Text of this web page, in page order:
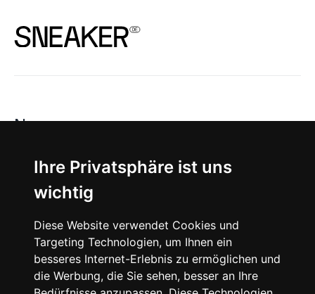
Ihre Privatsphäre ist uns
wichtig
Diese Website verwendet Cookies und
Targeting Technologien, um Ihnen ein
besseres Internet-Erlebnis zu ermöglichen und
die Werbung, die Sie sehen, besser an Ihre
News
About
Instagram
Facebook